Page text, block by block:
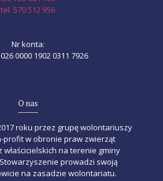
tel. 570 512 956
Nr konta:
0000 1902 0311 7926
O nas
roku przez grupę wolontariuszy
profit w obronie praw zwierząt
na terenie gminy
prowadzi swoją
na zasadzie wolontariatu.